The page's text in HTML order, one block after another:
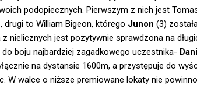
podopiecznych. Pierwszym z nich jest
drugi to William Bigeon, którego Junon (3)
z nielicznych jest pozytywnie sprawdzona na
do boju najbardziej zagadkowego uczestnika-
na dystansie 1600m, a przystępuje do
W walce o niższe premiowane lokaty nie